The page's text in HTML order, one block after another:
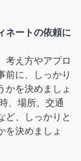
ネートの依頼に
考え方やアプロ
前に、しっかり
かを決めましょ
、場所、交通
ど、しっかりと
を決めましょ